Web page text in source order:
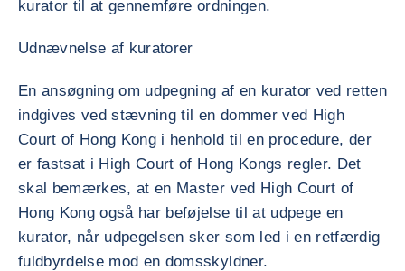
kurator til at gennemføre ordningen.
Udnævnelse af kuratorer
En ansøgning om udpegning af en kurator ved retten
indgives ved stævning til en dommer ved High
Court of Hong Kong i henhold til en procedure, der
er fastsat i High Court of Hong Kongs regler. Det
skal bemærkes, at en Master ved High Court of
Hong Kong også har beføjelse til at udpege en
kurator, når udpegelsen sker som led i en retfærdig
fuldbyrdelse mod en domsskyldner.